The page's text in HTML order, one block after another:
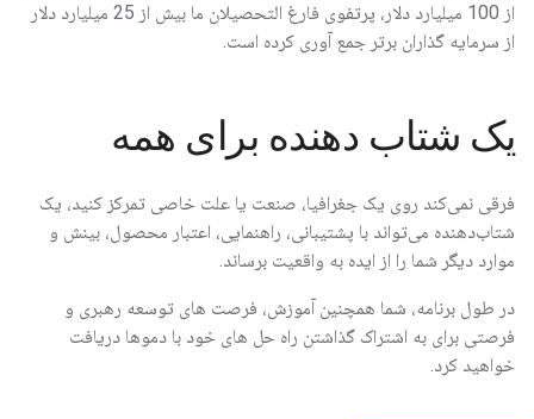
از 100 میلیارد دلار، پرتفوی فارغ التحصیلان ما بیش از 25 میلیارد دلار
از سرمایه گذاران برتر جمع آوری کرده است.
یک شتاب دهنده برای همه
فرقی نمی‌کند روی یک جغرافیا، صنعت یا علت خاصی تمرکز کنید، یک
شتاب‌دهنده می‌تواند با پشتیبانی، راهنمایی، اعتبار محصول، بینش و
موارد دیگر شما را از ایده به واقعیت برساند.
در طول برنامه، شما همچنین آموزش، فرصت های توسعه رهبری و
فرصتی برای به اشتراک گذاشتن راه حل های خود با دموها دریافت
خواهید کرد.